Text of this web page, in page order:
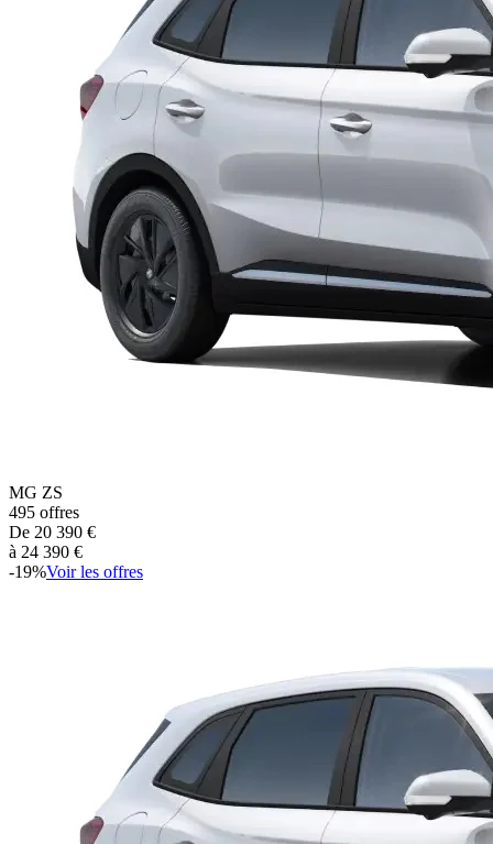
MG ZS
495 offres
De 20 390 €
à 24 390 €
-19%Voir les offres